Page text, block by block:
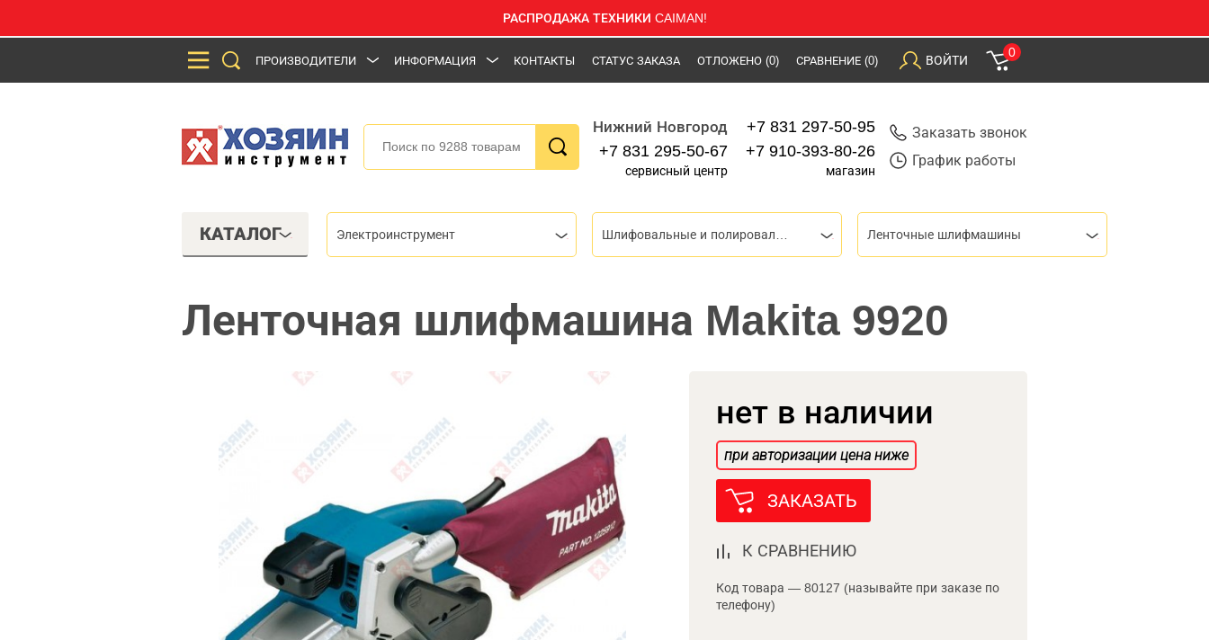
РАСПРОДАЖА ТЕХНИКИ CAIMAN!
ПРОИЗВОДИТЕЛИ ИНФОРМАЦИЯ КОНТАКТЫ СТАТУС ЗАКАЗА ОТЛОЖЕНО (0) СРАВНЕНИЕ (0) ВОЙТИ
0
Нижний Новгород
+7 831 295-50-67
сервисный центр
+7 831 297-50-95
+7 910-393-80-26
магазин
Заказать звонок
График работы
КАТАЛОГ Электроинструмент Ленточные шлифмашины
Ленточная шлифмашина Makita 9920
нет в наличии
при авторизации цена ниже
ЗАКАЗАТЬ
К СРАВНЕНИЮ
Код товара — 80127 (называйте при заказе по
телефону)